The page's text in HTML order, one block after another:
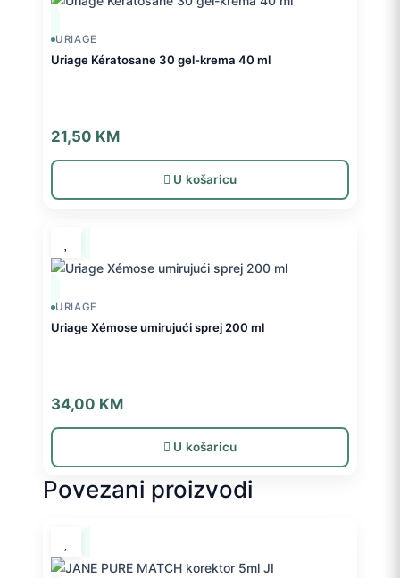
URIAGE
Uriage Kératosane 30 gel-krema 40 ml
21,50 KM
U košaricu
URIAGE
Uriage Xémose umirujući sprej 200 ml
34,00 KM
U košaricu
Povezani proizvodi